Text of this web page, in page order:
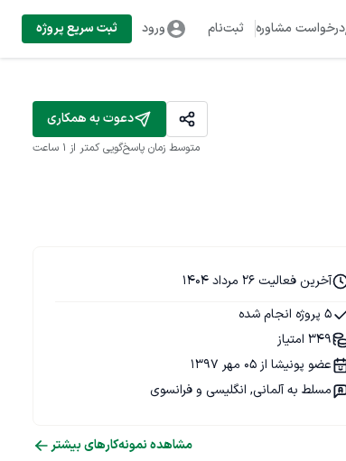
درخواست مشاوره ثبت‌نام ورود ثبت سریع پروژه
دعوت به همکاری
متوسط زمان پاسخ‌گویی کمتر از 1 ساعت
آخرین فعالیت 26 مرداد 1404
5 پروژه انجام شده
349 امتیاز
عضو پونیشا از 05 مهر 1397
مسلط به آلمانی, انگلیسی و فرانسوی
مشاهده نمونه‌کارهای بیشتر